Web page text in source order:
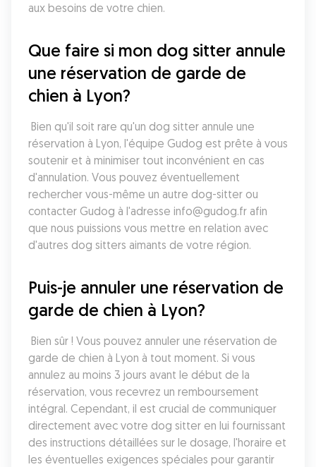
aux besoins de votre chien.
Que faire si mon dog sitter annule
une réservation de garde de
chien à Lyon?
réservation à Lyon, l'équipe Gudog est prête à vous
soutenir et à minimiser tout inconvénient en cas
d'annulation. Vous pouvez éventuellement
rechercher vous-même un autre dog-sitter ou
contacter Gudog à l'adresse info@gudog.fr afin
que nous puissions vous mettre en relation avec
d'autres dog sitters aimants de votre région.
Puis-je annuler une réservation de
garde de chien à Lyon?
garde de chien à Lyon à tout moment. Si vous
annulez au moins 3 jours avant le début de la
réservation, vous recevrez un remboursement
intégral. Cependant, il est crucial de communiquer
directement avec votre dog sitter en lui fournissant
des instructions détaillées sur le dosage, l'horaire et
les éventuelles exigences spéciales pour garantir